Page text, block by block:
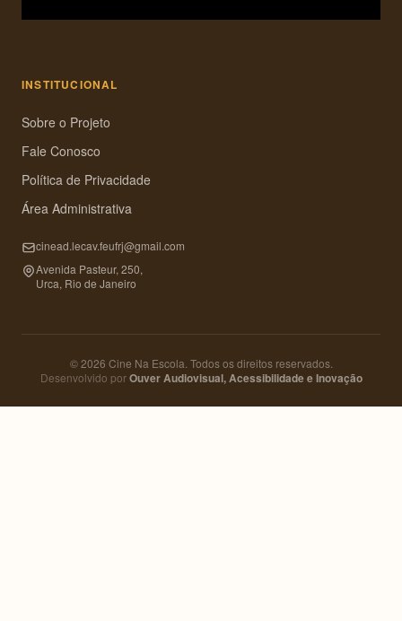
INSTITUCIONAL
Sobre o Projeto
Fale Conosco
Política de Privacidade
Área Administrativa
cinead.lecav.feufrj@gmail.com
Avenida Pasteur, 250,
Urca, Rio de Janeiro
© 2026 Cine Na Escola. Todos os direitos reservados.
Desenvolvido porOuver Audiovisual, Acessibilidade e Inovação